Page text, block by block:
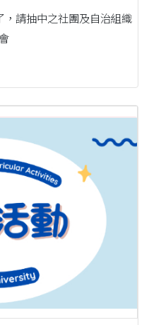
，請抽中之社團及自治組織